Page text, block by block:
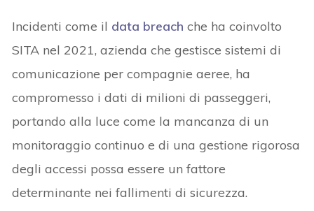
Incidenti come il data breach che ha coinvolto
SITA nel 2021, azienda che gestisce sistemi di
comunicazione per compagnie aeree, ha
compromesso i dati di milioni di passeggeri,
portando alla luce come la mancanza di un
monitoraggio continuo e di una gestione rigorosa
degli accessi possa essere un fattore
determinante nei fallimenti di sicurezza.